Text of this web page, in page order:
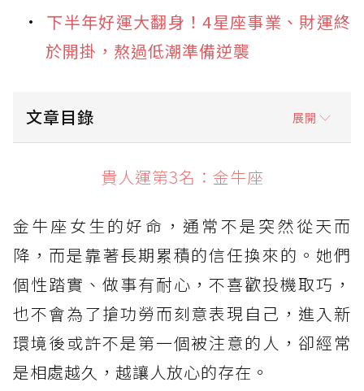
下半年好運大翻身！4星座事業、財運終
於開掛，熬過低潮準備逆襲
文章目錄 展開
貴人運第3名：金牛座
貴人運第1名：天秤座
貴人運第3名：金牛座
金牛座女生的好命，通常不是突然從天而
降，而是靠著長期累積的信任換來的。她們
個性踏實、做事有耐心，不喜歡投機取巧，
也不會為了搶功勞而刻意表現自己，進入新
環境後或許不是第一個被注意的人，卻經常
是相處越久，越讓人放心的存在。